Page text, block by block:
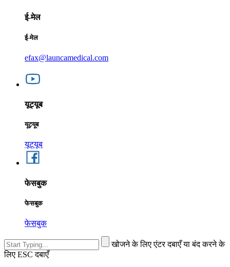
ई-मेल
ई-मेल
efax@launcamedical.com
यूट्यूब
यूट्यूब
यूट्यूब
फेसबुक
फेसबुक
फेसबुक
खोजने के लिए एंटर दबाएँ या बंद करने के
लिए ESC दबाएँ